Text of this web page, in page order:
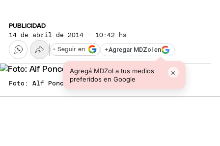
PUBLICIDAD
14 de abril de 2014 · 10:42 hs
+Agregar MDZol en
Agregá MDZol a tus medios
preferidos en Google
×
+ Seguir en
Foto: Alf Ponce/MDZ